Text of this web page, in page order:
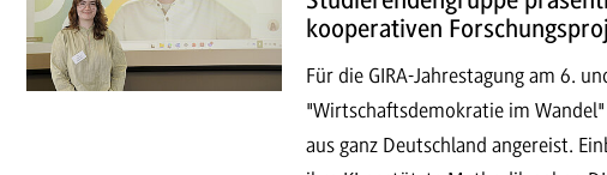
kooperativen
Für die GIRA-Jahrestagung am 6.
"Wirtschaftsdemokratie im
aus ganz Deutschland angereist.